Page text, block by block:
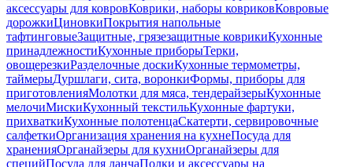
аксессуары для ковровКоврики, наборы ковриковКовровые
дорожкиЦиновкиПокрытия напольные
тафтинговыеЗащитные, грязезащитные коврикиКухонные
принадлежностиКухонные приборыТерки,
овощерезкиРазделочные доскиКухонные термометры,
таймерыДуршлаги, сита, воронкиФормы, приборы для
приготовленияМолотки для мяса, тендерайзерыКухонные
мелочиМискиКухонный текстильКухонные фартуки,
прихваткиКухонные полотенцаСкатерти, сервировочные
салфеткиОрганизация хранения на кухнеПосуда для
храненияОрганайзеры для кухниОрганайзеры для
специйПосуда для ланчаПолки и аксессуары на